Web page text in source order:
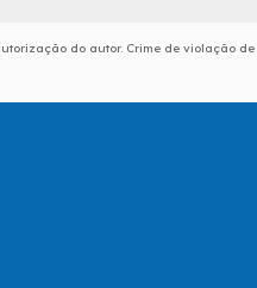
do autor. Crime de violação